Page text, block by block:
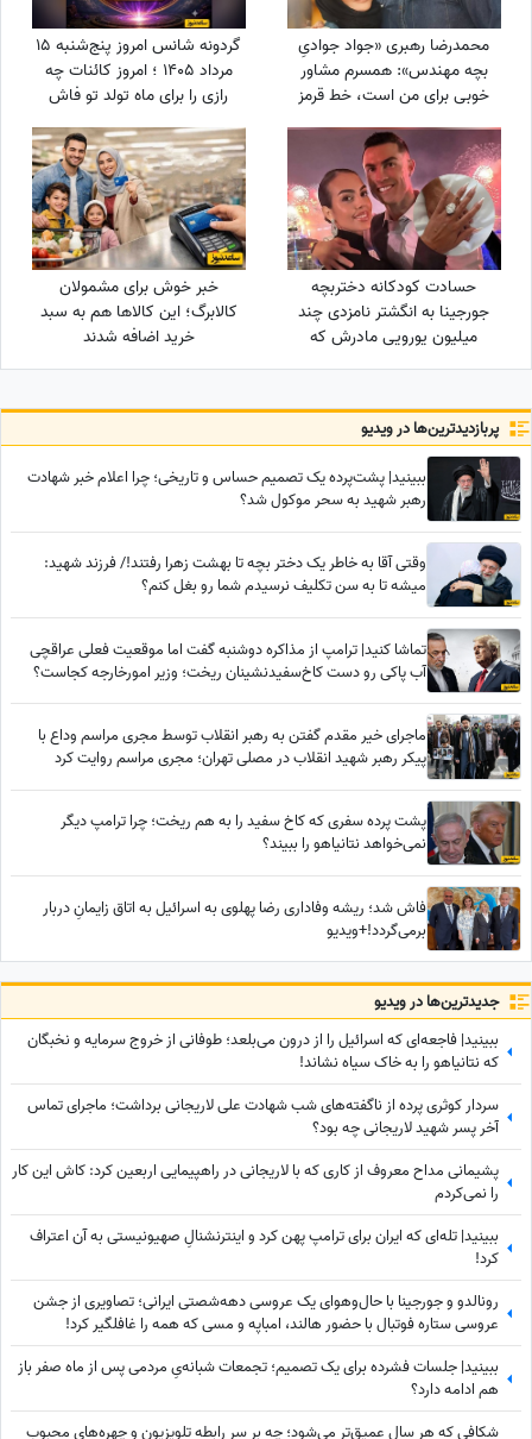
محمدرضا رهبری «جواد جوادیِ
بچه مهندس»: همسرم مشاور
خوبی برای من است، خط قرمز
من خانوادمه/عروسی خواهرم
دائم استرس داشتم که مبادا
فیلم یا عکسی از من گرفته شود
و بعدا برای من دردسر ایجاد کند!
گردونه شانس امروز پنج‌شنبه 15
مرداد 1405 ؛ امروز کائنات چه
رازی را برای ماه تولد تو فاش
کرده؟
حسادت کودکانه دختربچه
جورجینا به انگشتر نامزدی چند
میلیون یورویی مادرش که
رونالدو به او هدیه داده بود!
خبر خوش برای مشمولان
کالابرگ؛ این کالاها هم به سبد
خرید اضافه شدند
پربازدید‌ترین‌ها در ویدیو
ببینید| پشت‌پرده یک تصمیم حساس و تاریخی؛ چرا اعلام خبر شهادت
رهبر شهید به سحر موکول شد؟
وقتی آقا به خاطر یک دختر بچه تا بهشت زهرا رفتند!/ فرزند شهید:
میشه تا به سن تکلیف نرسیدم شما رو بغل کنم؟
تماشا کنید| ترامپ از مذاکره دوشنبه گفت اما موقعیت فعلی عراقچی
آب پاکی رو دست کاخ‌سفیدنشینان ریخت؛ وزیر امورخارجه کجاست؟
ماجرای خیر مقدم گفتن به رهبر انقلاب توسط مجری مراسم وداع با
پیکر رهبر شهید انقلاب در مصلی تهران؛ مجری مراسم روایت کرد
پشت پرده سفری که کاخ سفید را به هم ریخت؛ چرا ترامپ دیگر
نمی‌خواهد نتانیاهو را ببیند؟
فاش شد؛ ریشه وفاداری رضا پهلوی به اسرائیل به اتاق زایمانِ دربار
برمی‌گردد!+ویدیو
جدید‌ترین‌ها در ویدیو
ببینید| فاجعه‌ای که اسرائیل را از درون می‌بلعد؛ طوفانی از خروج سرمایه و نخبگان
که نتانیاهو را به خاک سیاه نشاند!
سردار کوثری پرده از ناگفته‌های شب شهادت علی لاریجانی برداشت؛ ماجرای تماس
آخر پسر شهید لاریجانی چه بود؟
پشیمانی مداح معروف از کاری که با لاریجانی در راهپیمایی اربعین کرد: کاش این کار
را نمی‌کردم
ببینید| تله‌ای که ایران برای ترامپ پهن کرد و اینترنشنالِ صهیونیستی به آن اعتراف
کرد!
رونالدو و جورجینا با حال‌وهوای یک عروسی دهه‌شصتی ایرانی؛ تصاویری از جشن
عروسی ستاره فوتبال با حضور هالند، امباپه و مسی که همه را غافلگیر کرد!
ببینید| جلسات فشرده برای یک تصمیم؛ تجمعات شبانه‌یِ مردمی پس از ماه صفر باز
هم ادامه دارد؟
شکافی که هر سال عمیق‌تر می‌شود؛ چه بر سر رابطه تلویزیون و چهره‌های محبوب